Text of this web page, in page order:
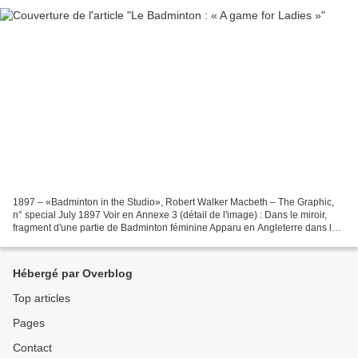
1897 – «Badminton in the Studio», Robert Walker Macbeth – The Graphic,
n° special July 1897 Voir en Annexe 3 (détail de l'image) : Dans le miroir,
fragment d'une partie de Badminton féminine Apparu en Angleterre dans les
Hébergé par Overblog
Top articles
Pages
Contact